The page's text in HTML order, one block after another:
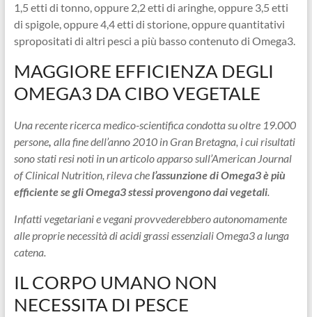
1,5 etti di tonno, oppure 2,2 etti di aringhe, oppure 3,5 etti
di spigole, oppure 4,4 etti di storione, oppure quantitativi
spropositati di altri pesci a più basso contenuto di Omega3.
MAGGIORE EFFICIENZA DEGLI
OMEGA3 DA CIBO VEGETALE
Una recente ricerca medico-scientifica condotta su oltre 19.000
persone, alla fine dell’anno 2010 in Gran Bretagna, i cui risultati
sono stati resi noti in un articolo apparso sull’American Journal
of Clinical Nutrition, rileva chel’assunzione di Omega3 è più
efficiente se gli Omega3 stessi provengono dai vegetali.
Infatti vegetariani e vegani provvederebbero autonomamente
alle proprie necessità di acidi grassi essenziali Omega3 a lunga
catena.
IL CORPO UMANO NON
NECESSITA DI PESCE